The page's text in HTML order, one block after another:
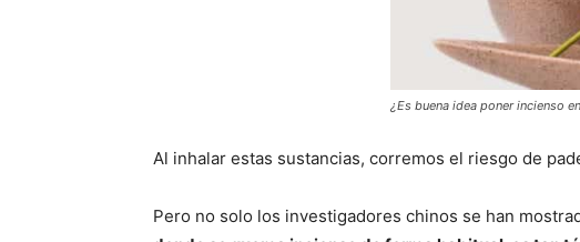
¿Es buena idea poner incienso
Al inhalar estas sustancias, corremos el riesgo de
Pero no solo los investigadores chinos se han